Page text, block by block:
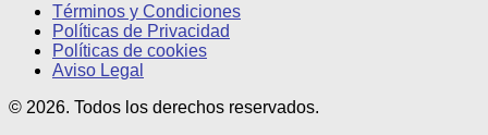
Términos y Condiciones
Políticas de Privacidad
Políticas de cookies
Aviso Legal
© 2026. Todos los derechos reservados.